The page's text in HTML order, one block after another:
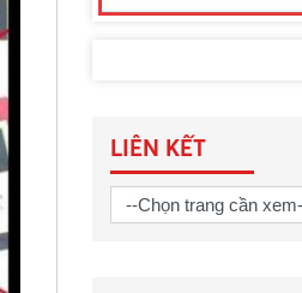
LIÊN KẾT